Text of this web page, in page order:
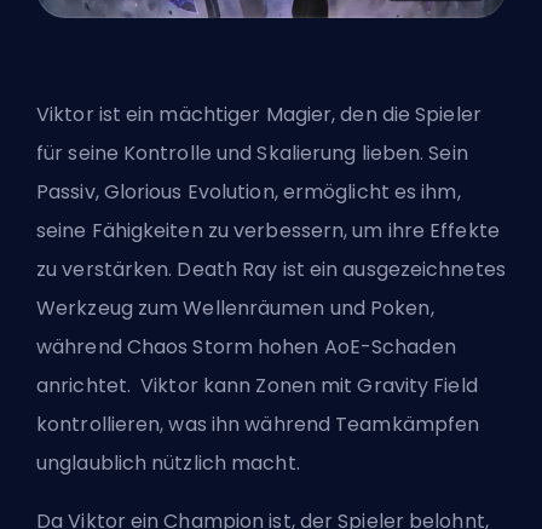
Viktor ist ein mächtiger Magier, den die Spieler
für seine Kontrolle und Skalierung lieben. Sein
Passiv, Glorious Evolution, ermöglicht es ihm,
seine Fähigkeiten zu verbessern, um ihre Effekte
zu verstärken. Death Ray ist ein ausgezeichnetes
Werkzeug zum Wellenräumen und Poken,
während Chaos Storm hohen AoE-Schaden
anrichtet. Viktor kann Zonen mit Gravity Field
kontrollieren, was ihn während Teamkämpfen
unglaublich nützlich macht.
Da Viktor ein Champion ist, der Spieler belohnt,